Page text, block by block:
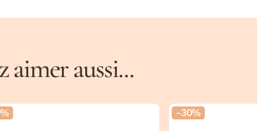
aimer aussi...
-30%